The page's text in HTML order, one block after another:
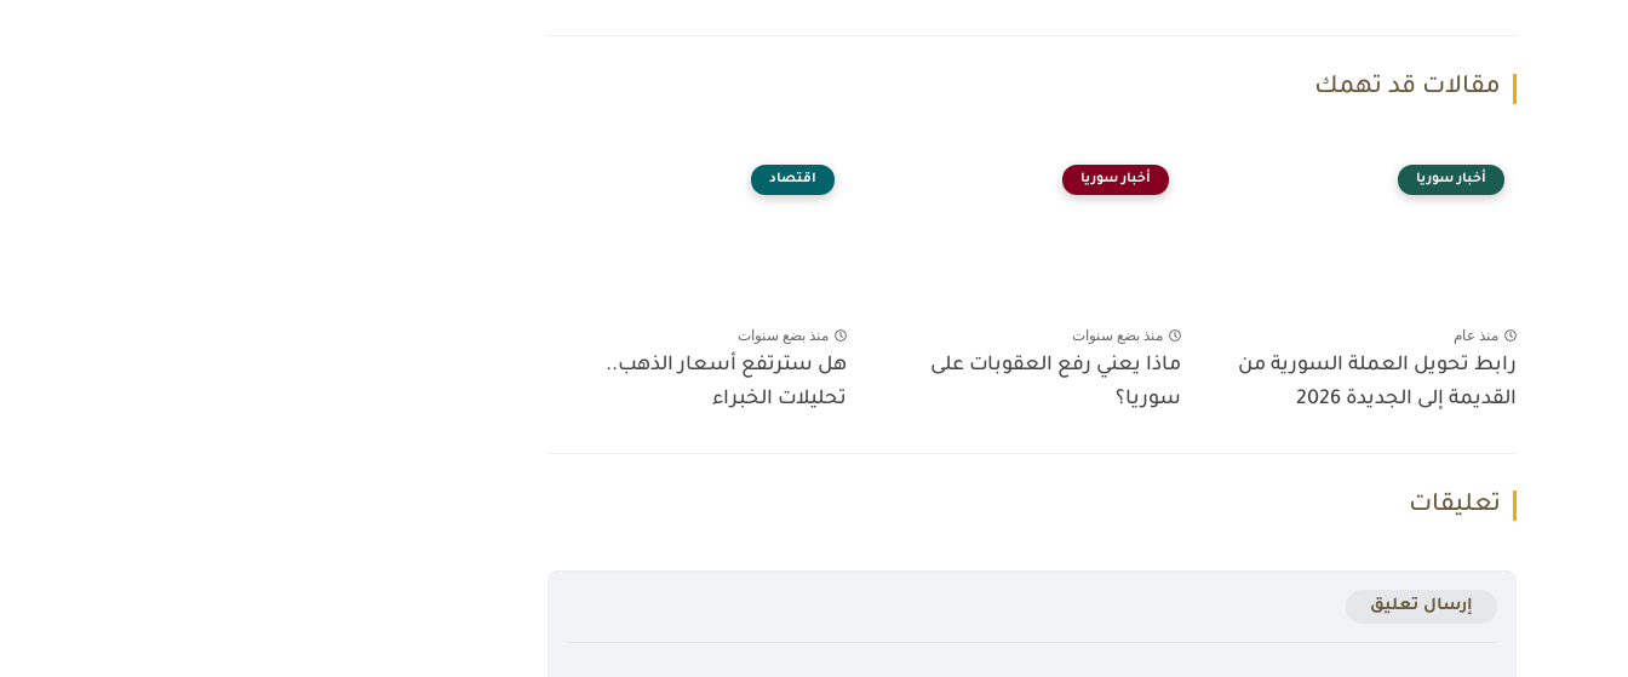
مقالات قد تهمك
أخبار سوريا
منذ عام
رابط تحويل العملة السورية من
القديمة إلى الجديدة 2026
أخبار سوريا
منذ بضع سنوات
ماذا يعني رفع العقوبات على
سوريا؟
اقتصاد
منذ بضع سنوات
هل سترتفع أسعار الذهب..
تحليلات الخبراء
تعليقات
إرسال تعليق